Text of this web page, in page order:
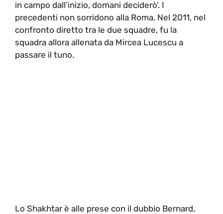
in campo dall’inizio, domani deciderò’. I
precedenti non sorridono alla Roma. Nel 2011, nel
confronto diretto tra le due squadre, fu la
squadra allora allenata da Mircea Lucescu a
passare il tuno.
Lo Shakhtar è alle prese con il dubbio Bernard,